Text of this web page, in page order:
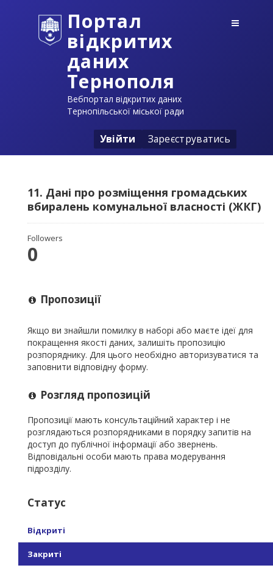
Портал
відкритих
даних
Тернополя
Вебпортал відкритих даних
Тернопільської міської ради
Увійти Зареєструватись
11. Дані про розміщення громадських
вбиралень комунальної власності (ЖКГ)
Followers
0
Пропозиції
Якщо ви знайшли помилку в наборі або маєте ідеї для
покращення якості даних, залишіть пропозицію
розпоряднику. Для цього необхідно авторизуватися та
заповнити відповідну форму.
Розгляд пропозицій
Пропозиції мають консультаційний характер і не
розглядаються розпорядниками в порядку запитів на
доступ до публічної інформації або звернень.
Відповідальні особи мають права модерування
підрозділу.
Статус
Відкриті
Закриті